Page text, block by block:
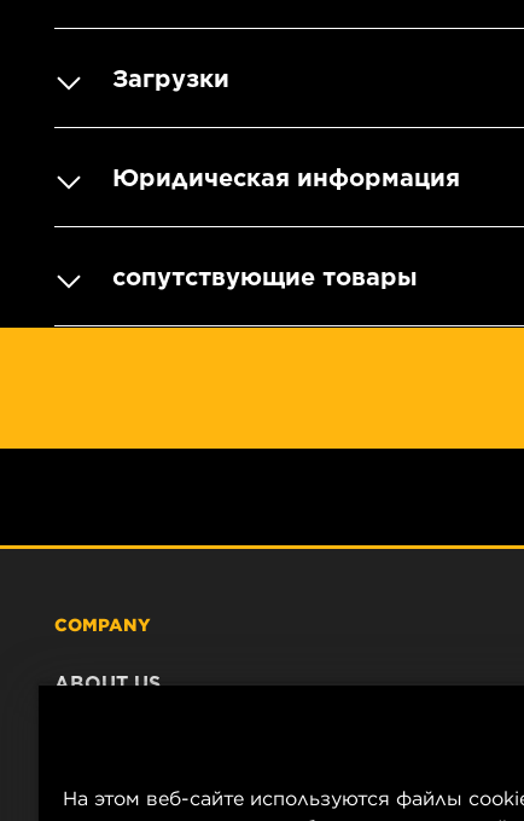
Загрузки
Юридическая информация
сопутствующие товары
COMPANY
ABOUT US
COMPANY STORE
На этом веб-сайте используются файлы